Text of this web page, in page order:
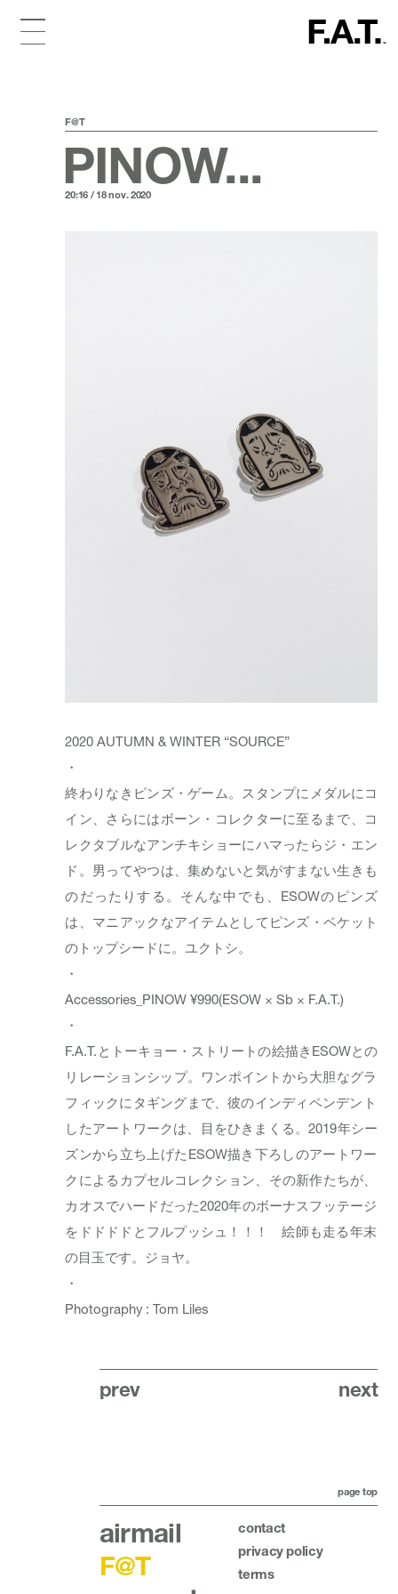
F@T
PINOW...
20:16 / 18 nov. 2020
2020 AUTUMN & WINTER “SOURCE”
・
終わりなきピンズ・ゲーム。スタンプにメダルにコ
イン、さらにはボーン・コレクターに至るまで、コ
レクタブルなアンチキショーにハマったらジ・エン
ド。男ってやつは、集めないと気がすまない生きも
のだったりする。そんな中でも、ESOWのピンズ
は、マニアックなアイテムとしてピンズ・ベケット
のトップシードに。ユクトシ。
・
Accessories_ PINOW ¥990(ESOW × Sb × F.A.T.)
・
F.A.T.とトーキョー・ストリートの絵描きESOWとの
リレーションシップ。ワンポイントから大胆なグラ
フィックにタギングまで、彼のインディペンデント
したアートワークは、目をひきまくる。2019年シー
ズンから立ち上げたESOW描き下ろしのアートワー
クによるカプセルコレクション、その新作たちが、
カオスでハードだった2020年のボーナスフッテージ
をドドドドとフルプッシュ！！！ 絵師も走る年末
の目玉です。ジョヤ。
・
Photography : Tom Liles
prev next
airmail
F@T
contact
privacy policy
terms
page top